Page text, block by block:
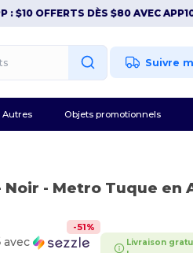
OFFERTS DÈS $80 AVEC APP10.
Suivre
Autres Objets promotionnels
Noir - Metro Tuque en
-51%
avec
Livraison